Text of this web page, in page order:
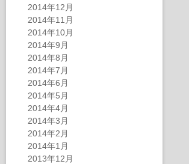
2014年12月
2014年11月
2014年10月
2014年9月
2014年8月
2014年7月
2014年6月
2014年5月
2014年4月
2014年3月
2014年2月
2014年1月
2013年12月